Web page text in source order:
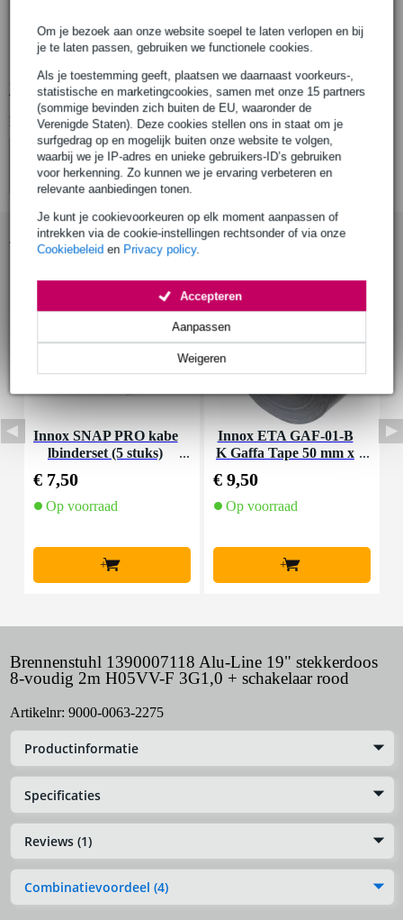
Om je bezoek aan onze website soepel te laten verlopen en bij
je te laten passen, gebruiken we functionele cookies.
Als je toestemming geeft, plaatsen we daarnaast voorkeurs-,
statistische en marketingcookies, samen met onze 15 partners
(sommige bevinden zich buiten de EU, waaronder de
Verenigde Staten). Deze cookies stellen ons in staat om je
surfgedrag op en mogelijk buiten onze website te volgen,
waarbij we je IP-adres en unieke gebruikers-ID’s gebruiken
voor herkenning. Zo kunnen we je ervaring verbeteren en
relevante aanbiedingen tonen.
Je kunt je cookievoorkeuren op elk moment aanpassen of
intrekken via de cookie-instellingen rechtsonder of via onze
Cookiebeleid en Privacy policy.
Weigeren
Aanpassen
Accepteren
voor 19” rack of schakelkast
8 stopcontacten
Bekijk alle productspecificaties
Bekijk ook eens (4)
Accessoires (7)
Innox SNAP PRO kabe
lbinderset (5 stuks)
€ 7,50
Op voorraad
+
Innox ETA GAF-01-B
K Gaffa Tape 50 mm x
€ 9,50
Op voorraad
+
Brennenstuhl 1390007118 Alu-Line 19" stekkerdoos
8-voudig 2m H05VV-F 3G1,0 + schakelaar rood
Artikelnr: 9000-0063-2275
Productinformatie
Specificaties
Reviews (1)
Combinatievoordeel (4)